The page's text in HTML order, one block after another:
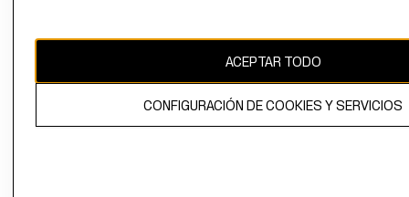
Chile ($)
ACEPTAR TODO
CONFIGURACIÓN DE COOKIES Y SERVICIOS